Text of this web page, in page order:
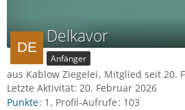
Delkavor
Anfänger
aus Kablow Ziegelei Mitglied seit 20.
Letzte Aktivität: 20. Februar 2026
Punkte 1 Profil-Aufrufe 103